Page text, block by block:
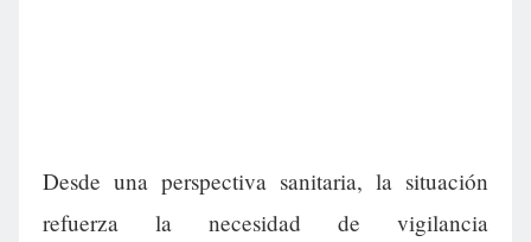
Desde una perspectiva sanitaria, la situación
refuerza la necesidad de vigilancia